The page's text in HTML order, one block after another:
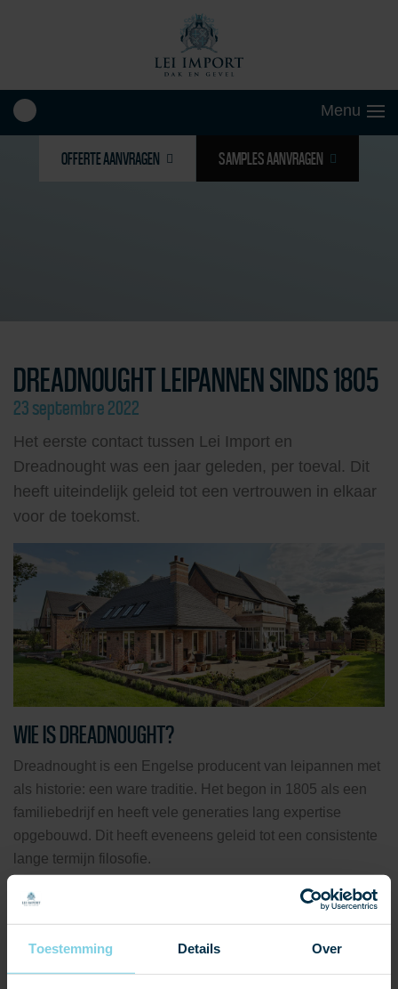
Toestemming Details Over
OFFERTE AANVRAGEN SAMPLES AANVRAGEN
DREADNOUGHT LEIPANNEN SINDS 1805
23 septembre 2022
Het eerste contact tussen Lei Import en
Dreadnought was een jaar geleden, per toeval. Dit
heeft uiteindelijk geleid tot een vertrouwen in elkaar
voor de toekomst.
WIE IS DREADNOUGHT?
Dreadnought is een Engelse producent van leipannen met
als historie: een ware traditie. Het begon in 1805 als een
familiebedrijf en heeft vele generaties lang expertise
opgebouwd. Dit heeft eveneens geleid tot een consistente
lange termijn filosofie.
Opties leipannen in uitvoering:
Rustiek
Machinaal gemaakt